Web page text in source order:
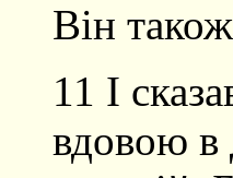
Він
11 І
вдовою в